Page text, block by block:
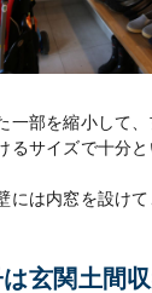
一部を縮小して、
るサイズで十分
には内窓を設け
玄関土間